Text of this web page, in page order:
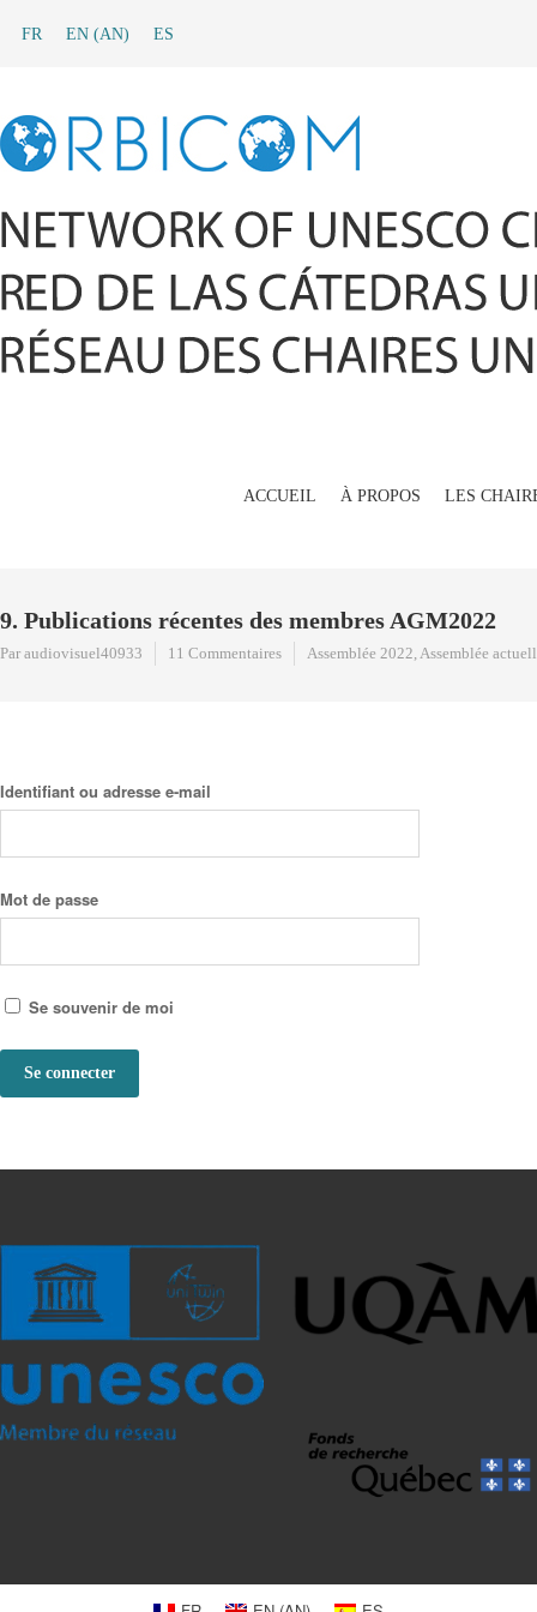
FR EN (AN) ES
ACCUEIL À PROPOS LES
9. Publications récentes des membres AGM2022
Par audiovisuel40933 11 Commentaires Assemblée 2022,Assemblée
Identifiant ou adresse e-mail
Mot de passe
Se souvenir de moi